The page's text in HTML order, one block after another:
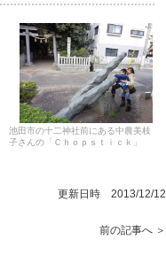
池田市の十二神社前にある中農美枝
子さんの「Ｃｈｏｐｓｔｉｃｋ」
更新日時 2013/12/12
前の記事へ ＞